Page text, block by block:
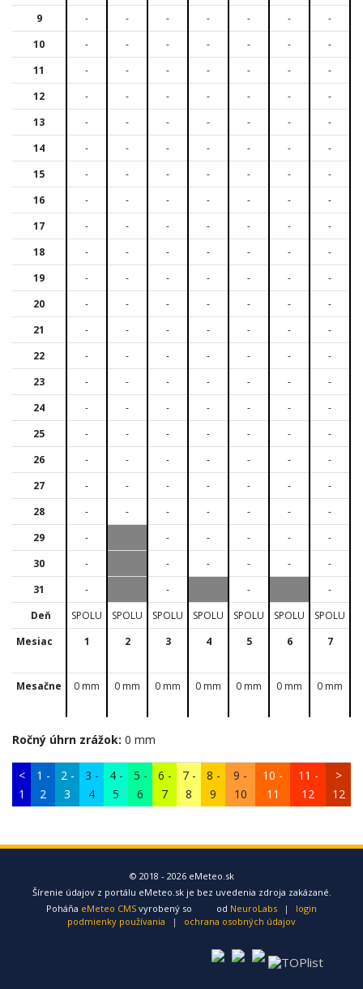
9
- - - - - -
-
10
- - - - - -
-
11
- - - - - -
-
12
- - - - - -
-
13
- - - - - -
-
14
- - - - - -
-
15
- - - - - -
-
16
- - - - - -
-
17
- - - - - -
-
18
- - - - - -
-
19
- - - - - -
-
20
- - - - - -
-
21
- - - - - -
-
22
- - - - - -
-
23
- - - - - -
-
24
- - - - - -
-
25
- - - - - -
-
26
- - - - - -
-
27
- - - - - -
-
28
- - - - - -
-
29
- - - - -
-
30
- - - - -
-
31
- - -
-
Deň
SPOLU SPOLU SPOLU SPOLU SPOLU SPOLU SPOLU
Mesiac
1 2 3 4 5 6 7
Mesačne 0 mm 0 mm 0 mm 0 mm 0 mm 0 mm 0 mm
Ročný úhrn zrážok: 0 mm
<
1
1 -
2
2 -
3
3 -
4
4 -
5
5 -
6
6 -
7
7 -
8
8 -
9
9 -
10
10 -
11
11 -
12
>
12
© 2018 - 2026 eMeteo.sk
Šírenie údajov z portálu eMeteo.sk je bez uvedenia zdroja zakázané.
Poháňa eMeteo CMS vyrobený so od NeuroLabs |
login
podmienky používania
| ochrana osobných údajov